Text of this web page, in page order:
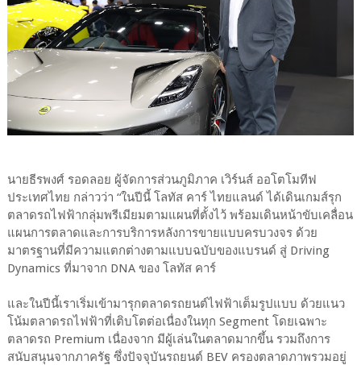
นายธีรพงศ์ รอดลอย ผู้จัดการส่วนภูมิภาค เวิร์นส์ ออโตโมทีฟ
ประเทศไทย กล่าวว่า “ในปีนี้ โลทัส คาร์ ไทยแลนด์ ได้เดินเกมส์รุก
ตลาดรถไฟฟ้ากลุ่มพรีเมียมตามแผนที่ตั้งไว้ พร้อมเดินหน้าขับเคลื่อน
แผนการตลาดและการบริการหลังการขายแบบครบวงจร ด้วย
มาตรฐานที่มีความแตกต่างตามแบบฉบับของแบรนด์ สู่ Driving
Dynamics ที่มาจาก DNA ของ โลทัส คาร์
และในปีนี้เราเริ่มเข้ามารุกตลาดรถยนต์ไฟฟ้าเต็มรูปแบบ ด้วยแนว
โน้มตลาดรถไฟฟ้าที่เติบโตต่อเนื่องในทุก Segment โดยเฉพาะ
ตลาดรถ Premium เนื่องจาก มีผู้เล่นในตลาดมากขึ้น รวมถึงการ
สนับสนุนจากภาครัฐ ซึ่งปัจจุบันรถยนต์ BEV ครองตลาดภาพรวมอยู่